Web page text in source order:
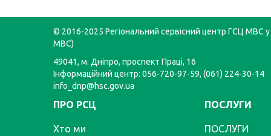
© 2016-2025 Регіональний сервісний центр ГСЦ МВС у
МВС)
49041, м. Дніпро, проспект Праці, 16
Інформаційний центр: 056-720-97-59, (061) 224-30-14
info_dnp@hsc.gov.ua
ПРО РСЦ
Хто ми
ПОСЛУГИ
ПОСЛУГИ